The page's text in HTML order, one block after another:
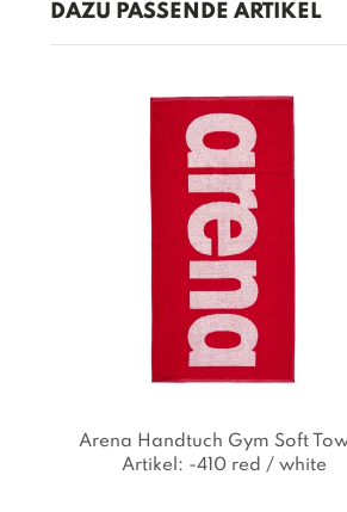
DAZU PASSENDE ARTIKEL
Arena Handtuch Gym Soft
Artikel: -410 red / white